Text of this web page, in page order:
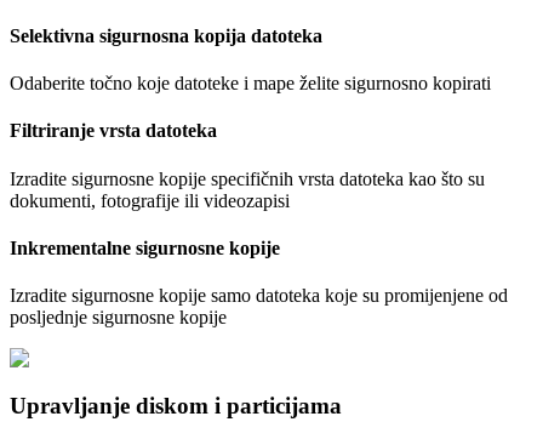
Selektivna sigurnosna kopija datoteka
Odaberite točno koje datoteke i mape želite sigurnosno kopirati
Filtriranje vrsta datoteka
Izradite sigurnosne kopije specifičnih vrsta datoteka kao što su
dokumenti, fotografije ili videozapisi
Inkrementalne sigurnosne kopije
Izradite sigurnosne kopije samo datoteka koje su promijenjene od
posljednje sigurnosne kopije
Upravljanje diskom i particijama